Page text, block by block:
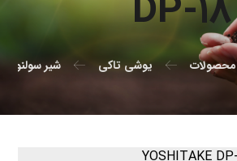
محصولات یوشی تاکی شیر